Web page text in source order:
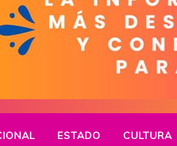
ESTADO CULTURA